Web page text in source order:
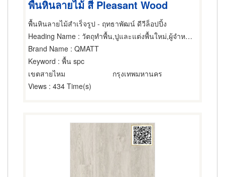
พื้นหินลายไม้ สี Pleasant Wood
พื้นหินลายไม้สำเร็จรูป - ฤทธาพัฒน์ ดีวีล็อปปิ้ง
Heading Name : วัตถุทำพื้น,ปูและแต่งพื้นใหม่,ผู้จำหน่ายและรับเหมาปูวัสดุปูพื้น
Brand Name : QMATT
Keyword : พื้น spc
เขตสายไหม
กรุงเทพมหานคร
Views : 434 Time(s)